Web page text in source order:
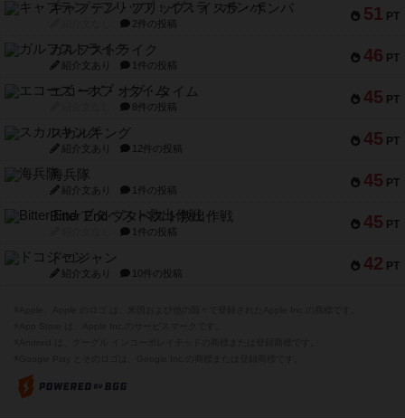
51 PT
キャプテン・フリップ：イスラ・ボンバ
2件の投稿
46 PT
ガルフストライク
紹介文あり 1件の投稿
45 PT
エコーズ・オブ・タイム
8件の投稿
45 PT
スカルキング
紹介文あり 12件の投稿
45 PT
海兵隊
紹介文あり 1件の投稿
45 PT
Bitter End ブタペスト救出作戦
1件の投稿
42 PT
ドコジャン
紹介文あり 10件の投稿